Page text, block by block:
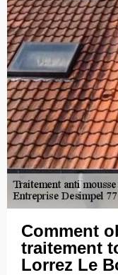
Comment
traitement
Lorrez Le